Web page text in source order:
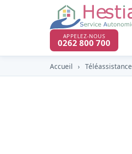
APPELEZ-NOUS
0262 800 700
Accueil › Téléassistance